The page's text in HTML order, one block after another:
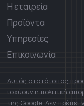
Η εταιρεία
Προϊόντα
Υπηρεσίες
Επικοινωνία
Αυτός ο ιστότοπος
ισχύουν η πολιτική
της Google. Δεν πρέπει